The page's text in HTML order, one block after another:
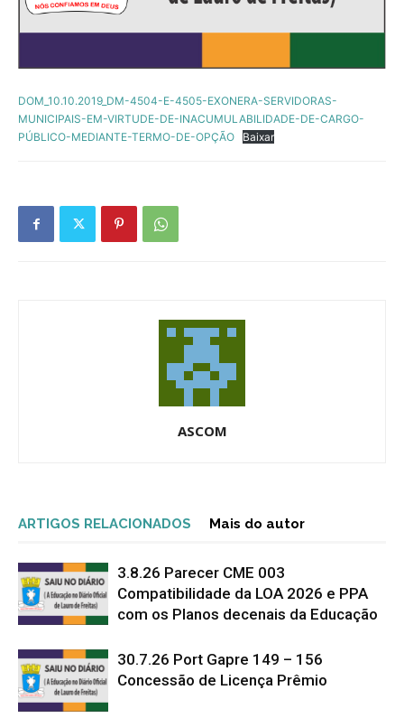
DOM_10.10.2019_DM-4504-E-4505-EXONERA-SERVIDORAS-
MUNICIPAIS-EM-VIRTUDE-DE-INACUMULABILIDADE-DE-CARGO-
PÚBLICO-MEDIANTE-TERMO-DE-OPÇÃO
Baixar
ASCOM
ARTIGOS RELACIONADOS Mais do autor
3.8.26 Parecer CME 003
Compatibilidade da LOA 2026 e PPA
com os Planos decenais da Educação
30.7.26 Port Gapre 149 – 156
Concessão de Licença Prêmio